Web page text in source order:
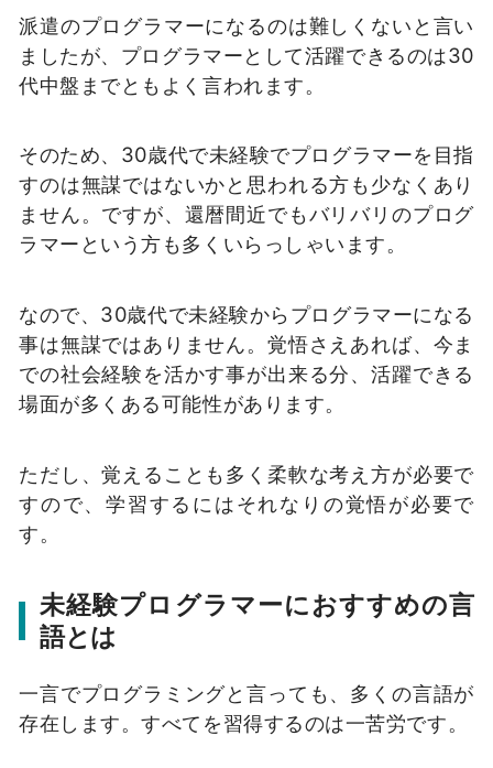
派遣のプログラマーになるのは難しくないと言い
ましたが、プログラマーとして活躍できるのは30
代中盤までともよく言われます。
そのため、30歳代で未経験でプログラマーを目指
すのは無謀ではないかと思われる方も少なくあり
ません。ですが、還暦間近でもバリバリのプログ
ラマーという方も多くいらっしゃいます。
なので、30歳代で未経験からプログラマーになる
事は無謀ではありません。覚悟さえあれば、今ま
での社会経験を活かす事が出来る分、活躍できる
場面が多くある可能性があります。
ただし、覚えることも多く柔軟な考え方が必要で
すので、学習するにはそれなりの覚悟が必要で
す。
未経験プログラマーにおすすめの言
語とは
一言でプログラミングと言っても、多くの言語が
存在します。すべてを習得するのは一苦労です。